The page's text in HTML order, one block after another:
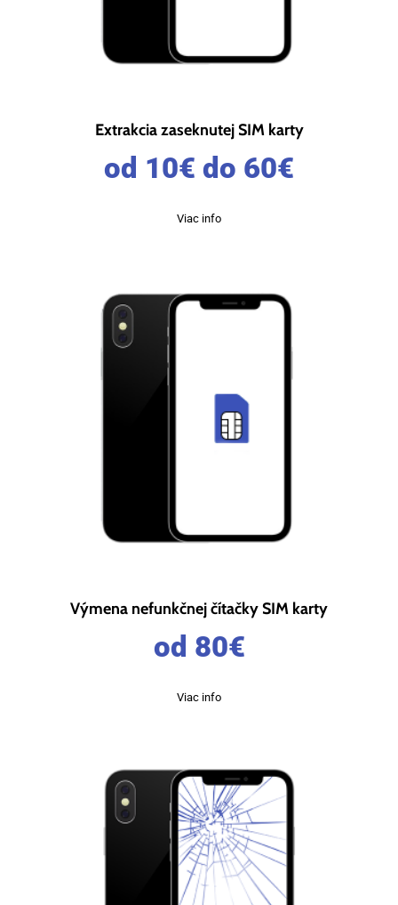
Extrakcia zaseknutej SIM karty
od 10€ do 60€
Viac info
Výmena nefunkčnej čítačky SIM karty
od 80€
Viac info